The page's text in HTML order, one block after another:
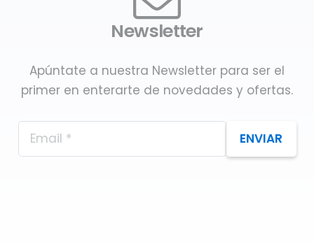
Newsletter
Apúntate a nuestra Newsletter para ser el
primer en enterarte de novedades y ofertas.
ENVIAR